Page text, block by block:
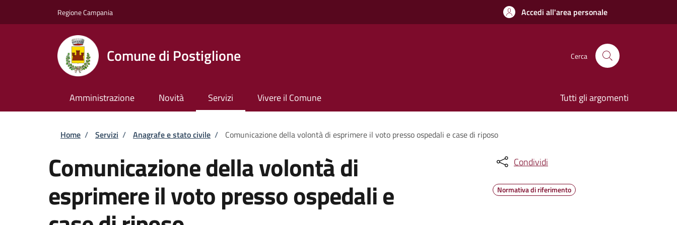
Regione Campania Accedi all'area personale
Comune di Postiglione Cerca
Amministrazione Novità Servizi Vivere il Comune Tutti gli argomenti
Briciole di pane
Home / Servizi / Anagrafe e stato civile / Comunicazione della volontà di esprimere il voto presso ospedali e case di riposo
Comunicazione della volontà di
esprimere il voto presso ospedali e
Condividi
Normativa di riferimento